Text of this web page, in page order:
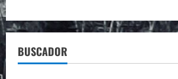
BUSCADOR